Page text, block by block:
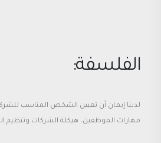
الفلسفة:
لدينا إيمان أن تعيين الشخص المناسب
مهارات الموظفين، هيكلة الشركات وتنظيم